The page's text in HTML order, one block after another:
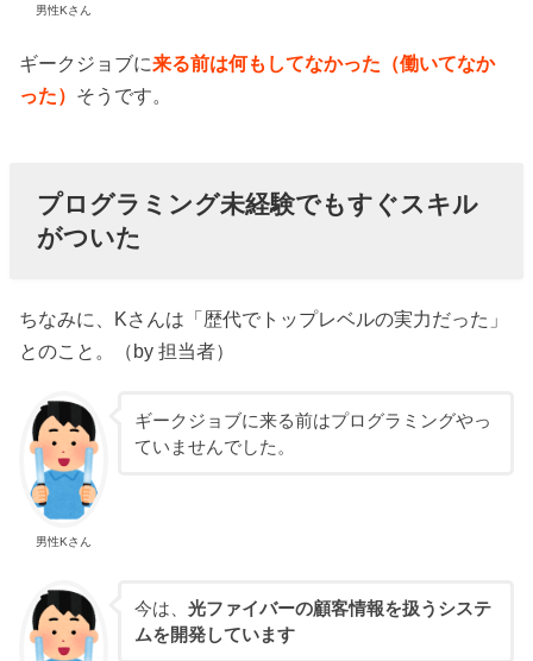
男性Kさん
ギークジョブに来る前は何もしてなかった（働いてなか
った） そうです。
プログラミング未経験でもすぐスキル
がついた
ちなみに、Kさんは「歴代でトップレベルの実力だった」
とのこと。（by 担当者）
男性Kさん
ギークジョブに来る前はプログラミングやっ
ていませんでした。
今は、 光ファイバーの顧客情報を扱うシステ
ムを開発しています